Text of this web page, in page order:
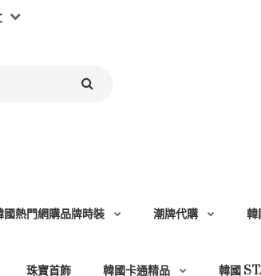
國熱門網購品牌時裝 潮牌代購 韓
珠寶首飾 韓國卡通精品 韓國